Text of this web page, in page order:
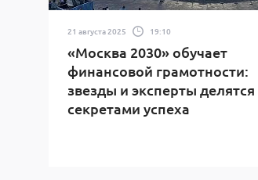
21 августа 2025 19:10
«Москва 2030» обучает
финансовой грамотности:
звезды и эксперты делятся
секретами успеха